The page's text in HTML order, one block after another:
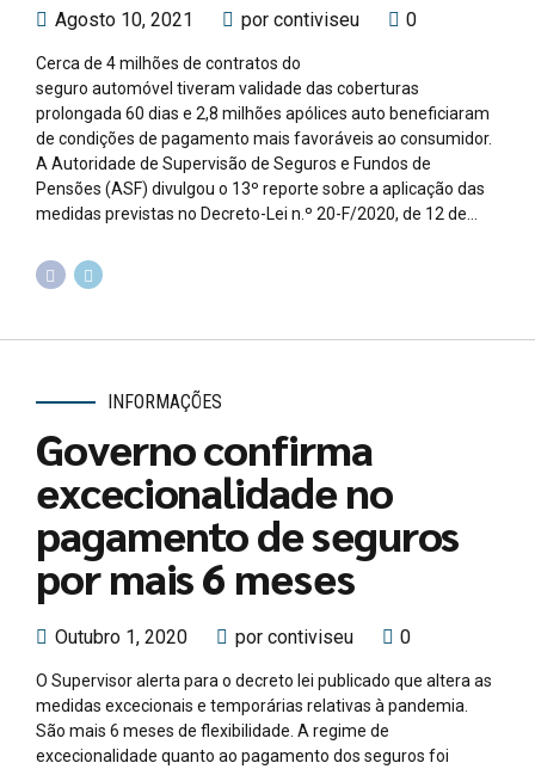
Agosto 10, 2021 por contiviseu 0
Cerca de 4 milhões de contratos do
seguro automóvel tiveram validade das coberturas
prolongada 60 dias e 2,8 milhões apólices auto beneficiaram
de condições de pagamento mais favoráveis ao consumidor.
A Autoridade de Supervisão de Seguros e Fundos de
Pensões (ASF) divulgou o 13º reporte sobre a aplicação das
medidas previstas no Decreto-Lei n.º 20-F/2020, de 12 de...
INFORMAÇÕES
Governo confirma
excecionalidade no
pagamento de seguros
por mais 6 meses
Outubro 1, 2020 por contiviseu 0
O Supervisor alerta para o decreto lei publicado que altera as
medidas excecionais e temporárias relativas à pandemia.
São mais 6 meses de flexibilidade. A regime de
excecionalidade quanto ao pagamento dos seguros foi